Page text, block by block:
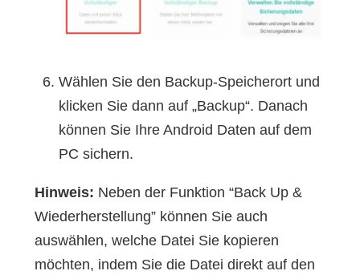
Wählen Sie den Backup-Speicherort und
klicken Sie dann auf „Backup“. Danach
können Sie Ihre Android Daten auf dem
PC sichern.
Hinweis: Neben der Funktion “Back Up &
Wiederherstellung” können Sie auch
auswählen, welche Datei Sie kopieren
möchten, indem Sie die Datei direkt auf den